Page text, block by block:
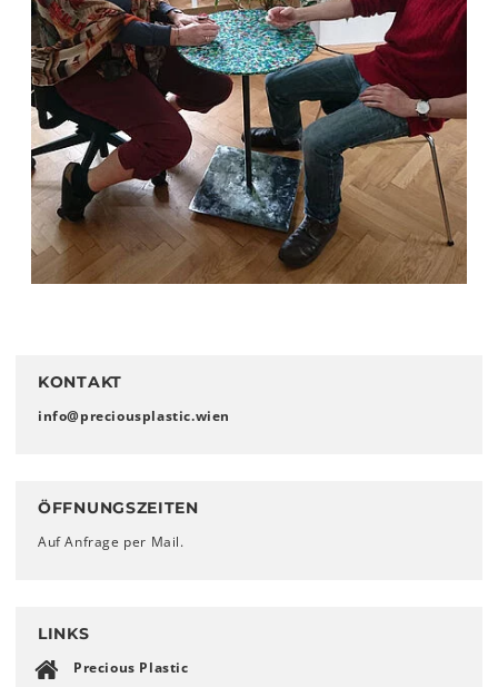
KONTAKT
info@preciousplastic.wien
ÖFFNUNGSZEITEN
Auf Anfrage per Mail.
LINKS
Precious Plastic